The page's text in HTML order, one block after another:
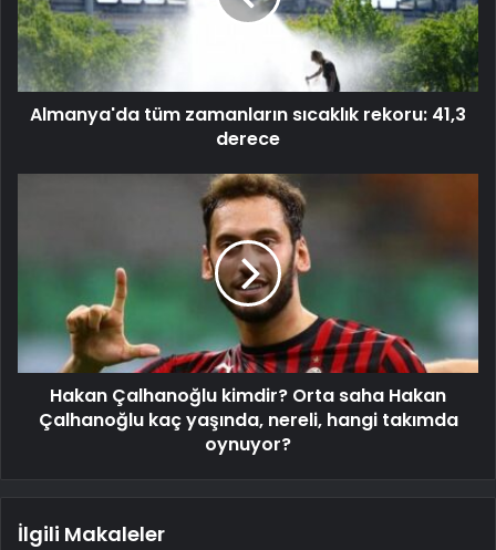
Almanya'da tüm zamanların sıcaklık rekoru: 41,3
derece
Hakan Çalhanoğlu kimdir? Orta saha Hakan
Çalhanoğlu kaç yaşında, nereli, hangi takımda
oynuyor?
İlgili Makaleler